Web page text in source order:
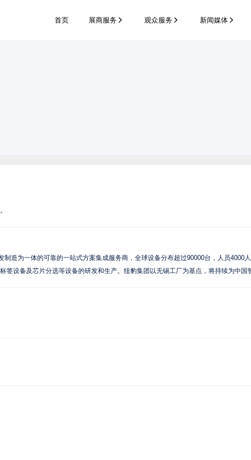
首页 展商服务 观众服务 新闻媒体
造为一体的可靠的一站式方案集成服务商，全球设备分布超过90000台，人员4000
设备及芯片分选等设备的研发和生产。纽豹集团以无锡工厂为基点，将持续为中国